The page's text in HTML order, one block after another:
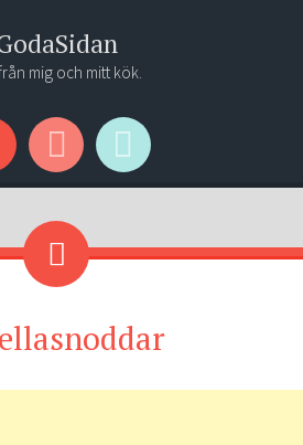
mig och mitt kök.